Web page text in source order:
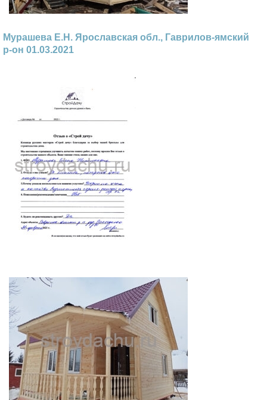
Мурашева Е.Н. Ярославская обл., Гаврилов-ямский
р-он 01.03.2021